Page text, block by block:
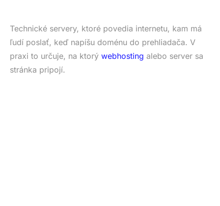
Technické servery, ktoré povedia internetu, kam má
ľudí poslať, keď napíšu doménu do prehliadača. V
praxi to určuje, na ktorý webhosting alebo server sa
stránka pripojí.